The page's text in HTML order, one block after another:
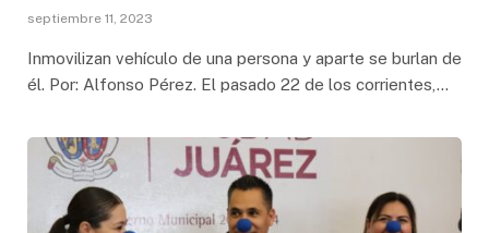
septiembre 11, 2023
Inmovilizan vehículo de una persona y aparte se burlan de
él. Por: Alfonso Pérez. El pasado 22 de los corrientes,…